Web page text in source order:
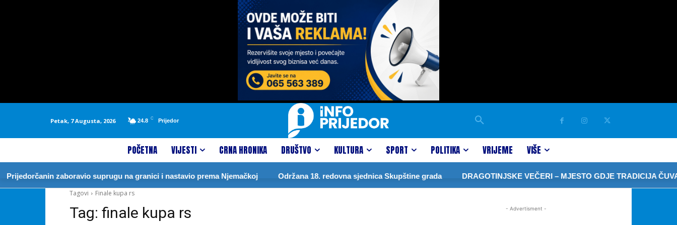
Petak, 7 Augusta, 2026 24.8 C Prijedor
POČETNA VIJESTI CRNA HRONIKA DRUŠTVO KULTURA SPORT POLITIKA VRIJEME VIŠE
zaboravio suprugu na granici i nastavio prema Njemačkoj Održana 18. redovna sjednica Skupštine grada
DRAGOTINJSKE VEČERI – MJESTO GDJE TRADICIJA ČUVA
Tagovi
Finale kupa rs
Tag: finale kupa rs - Advertisment -